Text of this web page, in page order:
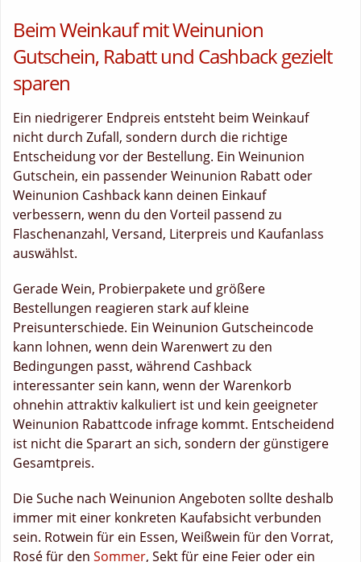
Beim Weinkauf mit Weinunion
Gutschein, Rabatt und Cashback gezielt
sparen
Ein niedrigerer Endpreis entsteht beim Weinkauf
nicht durch Zufall, sondern durch die richtige
Entscheidung vor der Bestellung. Ein Weinunion
Gutschein, ein passender Weinunion Rabatt oder
Weinunion Cashback kann deinen Einkauf
verbessern, wenn du den Vorteil passend zu
Flaschenanzahl, Versand, Literpreis und Kaufanlass
auswählst.
Gerade Wein, Probierpakete und größere
Bestellungen reagieren stark auf kleine
Preisunterschiede. Ein Weinunion Gutscheincode
kann lohnen, wenn dein Warenwert zu den
Bedingungen passt, während Cashback
interessanter sein kann, wenn der Warenkorb
ohnehin attraktiv kalkuliert ist und kein geeigneter
Weinunion Rabattcode infrage kommt. Entscheidend
ist nicht die Sparart an sich, sondern der günstigere
Gesamtpreis.
Die Suche nach Weinunion Angeboten sollte deshalb
immer mit einer konkreten Kaufabsicht verbunden
sein. Rotwein für ein Essen, Weißwein für den Vorrat,
Rosé für den Sommer, Sekt für eine Feier oder ein